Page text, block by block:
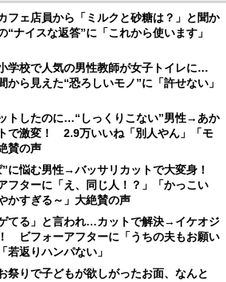
フェ店員から「ミルクと砂糖は？」と聞か
イスな返答”に「これから使います」
小学校で人気の男性教師が女子トイレに…
から見えた“恐ろしいモノ”に「許せない」
トしたのに…“しっくりこない”男性→あか
で激変！ 2.9万いいね「別人やん」「モ
賛の声
”に悩む男性→バッサリカットで大変身！
フターに「え、同じ人！？」「かっこい
かすぎる～」大絶賛の声
てる」と言われ…カットで解決→イケオジ
ビフォーアフターに「うちの夫もお願い
若返りハンパない」
祭りで子どもが欲しがったお面、なんと